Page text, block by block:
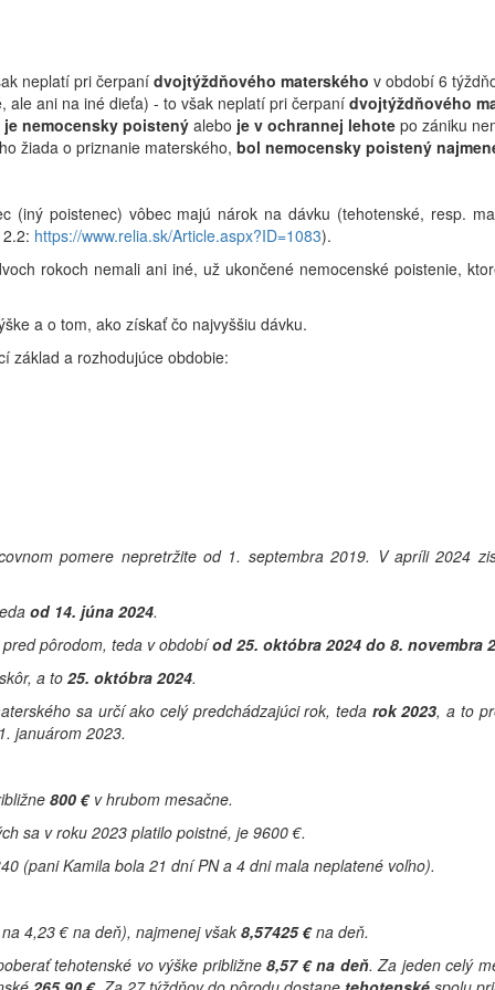
neplatí pri čerpaní dvojtýždňového materského v období 6
ale ani na iné dieťa) - to však neplatí pri čerpaní dvojtýždňového
je nemocensky poistený alebo je v ochrannej lehote po zániku
žiada o priznanie materského, bol nemocensky poistený
poistenec) vôbec majú nárok na dávku (tehotenské, resp.
https://www.relia.sk/Article.aspx?ID=1083).
rokoch nemali ani iné, už ukončené nemocenské poistenie,
a o tom, ako získať čo najvyššiu dávku.
základ a rozhodujúce obdobie:
pomere nepretržite od 1. septembra 2019. V apríli 2024
od 14. júna 2024.
pôrodom, teda v obdobíod 25. októbra 2024 do 8. novembra
a to 25. októbra 2024.
sa určí ako celý predchádzajúci rok, teda rok 2023, a to
januárom 2023.
800 €v hrubom mesačne.
sa v roku 2023 platilo poistné, je 9600 €.
(pani Kamila bola 21 dní PN a 4 dni mala neplatené voľno).
4,23 € na deň), najmenej však 8,57425 €na deň.
tehotenské vo výške približne 8,57 € na deň. Za jeden celý